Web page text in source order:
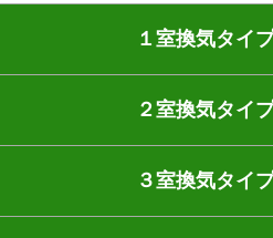
１室換気タイ
２室換気タイ
３室換気タイ